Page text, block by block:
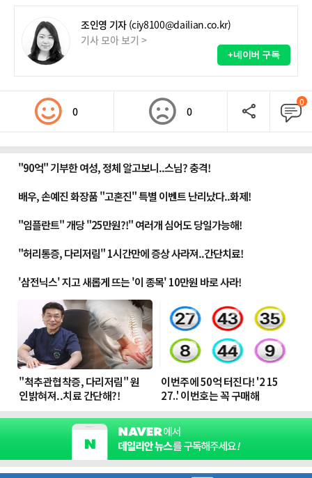
조인영 기자 (ciy8100@dailian.co.kr)
기사 모아 보기 >
+네이버 구독
0 0
0